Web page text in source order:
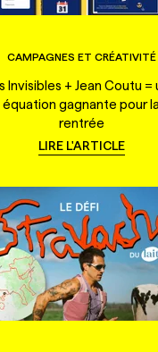
CAMPAGNES ET CRÉATIVITÉ
Invisibles + Jean Coutu =
équation gagnante pour la
rentrée
LIRE L'ARTICLE